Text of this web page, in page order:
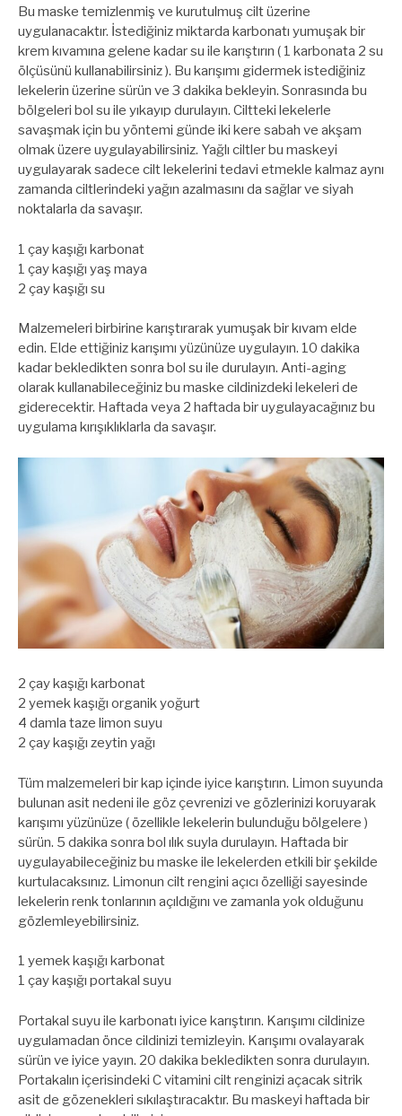
Bu maske temizlenmiş ve kurutulmuş cilt üzerine
uygulanacaktır. İstediğiniz miktarda karbonatı yumuşak bir
krem kıvamına gelene kadar su ile karıştırın ( 1 karbonata 2 su
ölçüsünü kullanabilirsiniz ). Bu karışımı gidermek istediğiniz
lekelerin üzerine sürün ve 3 dakika bekleyin. Sonrasında bu
bölgeleri bol su ile yıkayıp durulayın. Ciltteki lekelerle
savaşmak için bu yöntemi günde iki kere sabah ve akşam
olmak üzere uygulayabilirsiniz. Yağlı ciltler bu maskeyi
uygulayarak sadece cilt lekelerini tedavi etmekle kalmaz aynı
zamanda ciltlerindeki yağın azalmasını da sağlar ve siyah
noktalarla da savaşır.
1 çay kaşığı karbonat
1 çay kaşığı yaş maya
2 çay kaşığı su
Malzemeleri birbirine karıştırarak yumuşak bir kıvam elde
edin. Elde ettiğiniz karışımı yüzünüze uygulayın. 10 dakika
kadar bekledikten sonra bol su ile durulayın. Anti-aging
olarak kullanabileceğiniz bu maske cildinizdeki lekeleri de
giderecektir. Haftada veya 2 haftada bir uygulayacağınız bu
uygulama kırışıklıklarla da savaşır.
2 çay kaşığı karbonat
2 yemek kaşığı organik yoğurt
4 damla taze limon suyu
2 çay kaşığı zeytin yağı
Tüm malzemeleri bir kap içinde iyice karıştırın. Limon suyunda
bulunan asit nedeni ile göz çevrenizi ve gözlerinizi koruyarak
karışımı yüzünüze ( özellikle lekelerin bulunduğu bölgelere )
sürün. 5 dakika sonra bol ılık suyla durulayın. Haftada bir
uygulayabileceğiniz bu maske ile lekelerden etkili bir şekilde
kurtulacaksınız. Limonun cilt rengini açıcı özelliği sayesinde
lekelerin renk tonlarının açıldığını ve zamanla yok olduğunu
gözlemleyebilirsiniz.
1 yemek kaşığı karbonat
1 çay kaşığı portakal suyu
Portakal suyu ile karbonatı iyice karıştırın. Karışımı cildinize
uygulamadan önce cildinizi temizleyin. Karışımı ovalayarak
sürün ve iyice yayın. 20 dakika bekledikten sonra durulayın.
Portakalın içerisindeki C vitamini cilt renginizi açacak sitrik
asit de gözenekleri sıkılaştıracaktır. Bu maskeyi haftada bir